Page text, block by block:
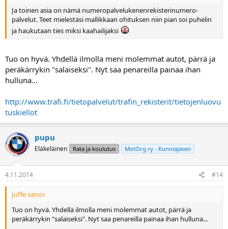
Ja toinen asia on nämä numeropalvelukenenrekisterinumero-
palvelut. Teet mielestäsi mallikkaan ohituksen niin pian soi puhelin
ja haukutaan ties miksi kaahailijaksi
Tuo on hyvä. Yhdellä ilmolla meni molemmat autot, pärrä ja
peräkärrykin "salaiseksi". Nyt saa penareilla painaa ihan
hulluna...
http://www.trafi.fi/tietopalvelut/trafin_rekisterit/tietojenluovu
tuskiellot
pupu
Eläkeläinen Rata ja koulutus MotOrg ry - Kunniajäsen
4.11.2014 #14
Juffe sanoi:
Tuo on hyvä. Yhdellä ilmolla meni molemmat autot, pärrä ja
peräkärrykin "salaiseksi". Nyt saa penareilla painaa ihan hulluna...